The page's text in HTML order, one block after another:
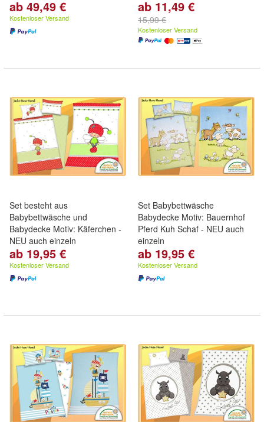
ab 49,49 €
Kostenloser Versand
ab 11,49 €
15,99 €
Kostenloser Versand
Set besteht aus
Babybettwäsche und
Babydecke Motiv: Käferchen -
NEU auch einzeln
ab 19,95 €
Kostenloser Versand
Set Babybettwäsche
Babydecke Motiv: Bauernhof
Pferd Kuh Schaf - NEU auch
einzeln
ab 19,95 €
Kostenloser Versand